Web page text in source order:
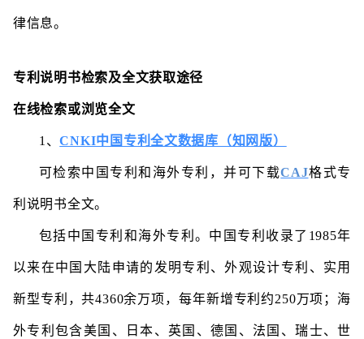
律信息。
专利说明书检索及全文获取途径
在线检索或浏览全文
1、CNKI中国专利全文数据库（知网版）
可检索中国专利和海外专利，并可下载CAJ格式专
利说明书全文。
包括中国专利和海外专利。中国专利收录了1985年
以来在中国大陆申请的发明专利、外观设计专利、实用
新型专利，共4360余万项，每年新增专利约250万项；海
外专利包含美国、日本、英国、德国、法国、瑞士、世